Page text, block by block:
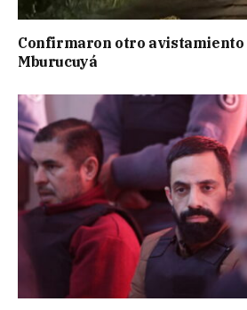
Confirmaron otro avistamiento
Mburucuyá